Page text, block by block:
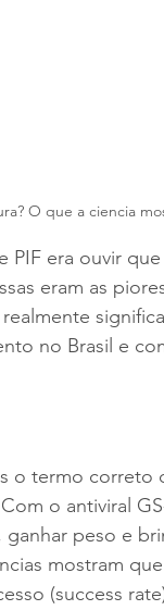
O que a ciencia
era ouvir que
eram as
no Brasil e
o termo correto
o antiviral
peso e
mostram
(success